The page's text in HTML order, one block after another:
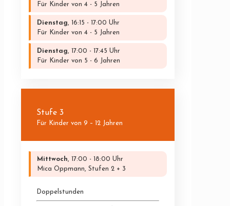
Für Kinder von 4 - 5 Jahren
Dienstag, 16:15 - 17:00 Uhr
Für Kinder von 4 - 5 Jahren
Dienstag, 17:00 - 17:45 Uhr
Für Kinder von 5 - 6 Jahren
Stufe 3
Für Kinder von 9 – 12 Jahren
Mittwoch, 17:00 - 18:00 Uhr
Mica Oppmann, Stufen 2 + 3
Doppelstunden